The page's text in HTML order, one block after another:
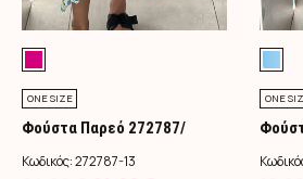
ONE SIZE
Φούστα Παρεό 272787/
Φούξια
Κωδικός:272787-13
ONE